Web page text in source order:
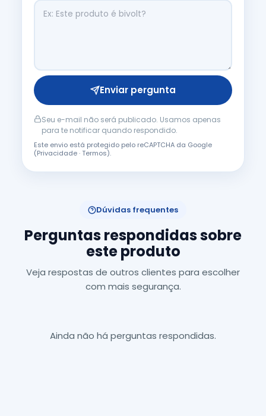
Enviar pergunta
Seu e-mail não será publicado. Usamos apenas
para te notificar quando respondido.
Este envio está protegido pelo reCAPTCHA da Google
(Privacidade·Termos).
Dúvidas frequentes
Perguntas respondidas sobre
este produto
Veja respostas de outros clientes para escolher
com mais segurança.
Ainda não há perguntas respondidas.